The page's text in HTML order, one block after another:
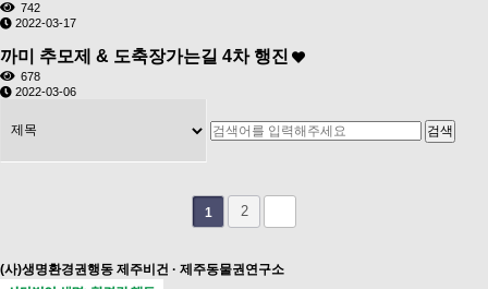
742
2022-03-17
까미 추모제 & 도축장가는길 4차 행진
678
2022-03-06
1 2
(사)생명환경권행동 제주비건 · 제주동물권연구소